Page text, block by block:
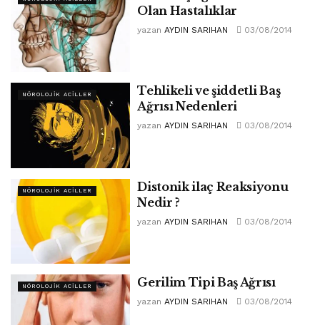
Olan Hastalıklar
yazan AYDIN SARIHAN 03/08/2014
NÖROLOJIK ACILLER
Tehlikeli ve şiddetli Baş
Ağrısı Nedenleri
yazan AYDIN SARIHAN 03/08/2014
NÖROLOJIK ACILLER
Distonik ilaç Reaksiyonu
Nedir ?
yazan AYDIN SARIHAN 03/08/2014
NÖROLOJIK ACILLER Gerilim Tipi Baş Ağrısı
yazan AYDIN SARIHAN 03/08/2014